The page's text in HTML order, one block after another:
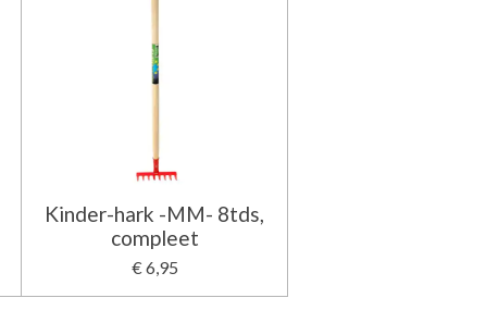
Kinder-hark -MM- 8tds,
compleet
€ 6,95